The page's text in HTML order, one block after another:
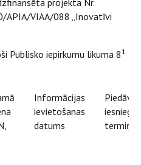
projekta Nr.
VIAA/088 „Inovatīvi
Publisko iepirkumu likuma 8 1
Informācijas
ievietošanas
datums
termiņš